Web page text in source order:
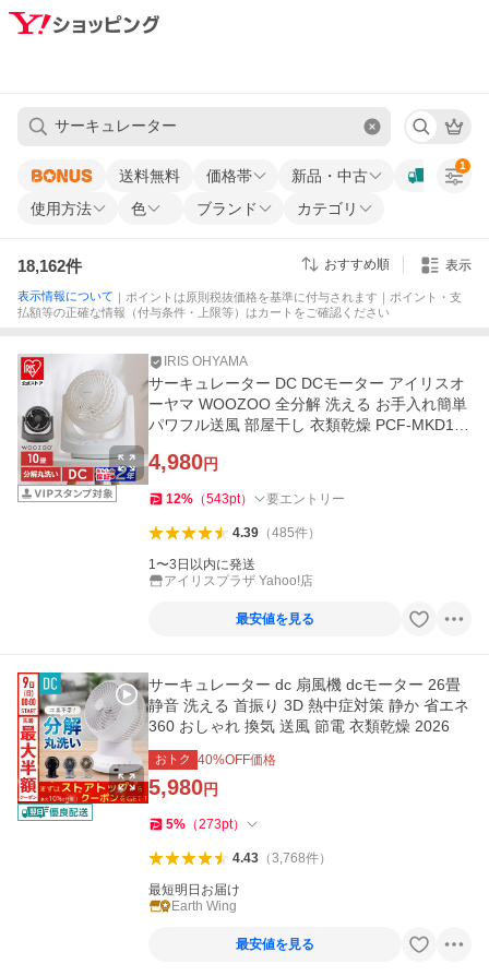
送料無料 価格帯
新品・中古
使用方法
色 ブランド カテゴリ
1
18,162件 おすすめ順 表示
表示情報について ｜ポイントは原則税抜価格を基準に付与されます｜ポイント・支
払額等の正確な情報（付与条件・上限等）はカートをご確認ください
IRIS OHYAMA
サーキュレーター DC DCモーター アイリスオ
ーヤマ WOOZOO 全分解 洗える お手入れ簡単
パワフル送風 部屋干し 衣類乾燥 PCF-MKD15
4,980円
12% （543pt） 要エントリー
4.39（485件）
1〜3日以内に発送
アイリスプラザ Yahoo!店
最安値を見る
サーキュレーター dc 扇風機 dcモーター 26畳
静音 洗える 首振り 3D 熱中症対策 静か 省エネ
360 おしゃれ 換気 送風 節電 衣類乾燥 2026
おトク 40%OFF価格
5,980円
5% （273pt）
4.43（3,768件）
最短明日お届け
Earth Wing
最安値を見る